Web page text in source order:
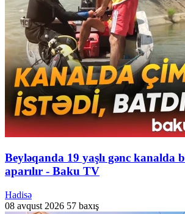
Beyləqanda 19 yaşlı gənc kanalda
aparılır - Baku TV
Hadisə
08 avqust 2026 57 baxış